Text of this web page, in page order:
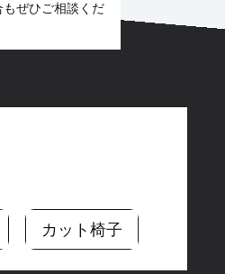
もぜひご相談くだ
カット椅子